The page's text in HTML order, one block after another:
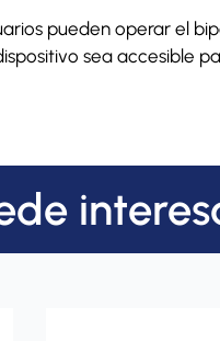
pueden operar el
sea accesible